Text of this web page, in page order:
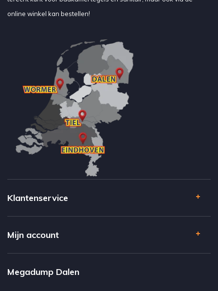
online winkel kan bestellen!
Klantenservice
Mijn account
Megadump Dalen